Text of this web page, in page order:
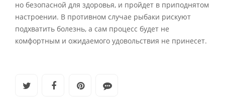
но безопасной для здоровья, и пройдет в приподнятом
настроении. В противном случае рыбаки рискуют
подхватить болезнь, а сам процесс будет не
комфортным и ожидаемого удовольствия не принесет.